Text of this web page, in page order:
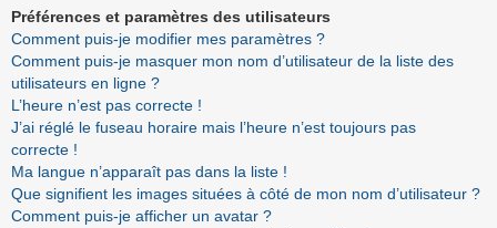
Préférences et paramètres des utilisateurs
Comment puis-je modifier mes paramètres ?
Comment puis-je masquer mon nom d’utilisateur de la liste des
utilisateurs en ligne ?
L’heure n’est pas correcte !
J’ai réglé le fuseau horaire mais l’heure n’est toujours pas
correcte !
Ma langue n’apparaît pas dans la liste !
Que signifient les images situées à côté de mon nom d’utilisateur ?
Comment puis-je afficher un avatar ?